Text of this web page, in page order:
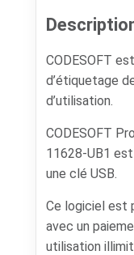
CODESOFT
d’étiquetage
d’utilisation.
CODESOFT
11628-UB1
une clé USB.
Ce logiciel est
avec un
utilisation